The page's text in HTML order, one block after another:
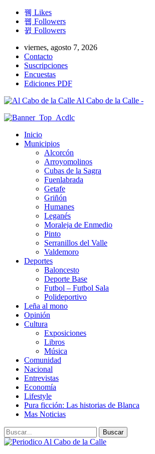
Likes
Followers
Followers
viernes, agosto 7, 2026
Contacto
Suscripciones
Encuestas
Ediciones PDF
Al Cabo de la Calle -
Inicio
Municipios
Alcorcón
Arroyomolinos
Cubas de la Sagra
Fuenlabrada
Getafe
Griñón
Humanes
Leganés
Moraleja de Enmedio
Pinto
Serranillos del Valle
Valdemoro
Deportes
Baloncesto
Deporte Base
Futbol – Futbol Sala
Polideportivo
Leña al mono
Opinión
Cultura
Exposiciones
Libros
Música
Comunidad
Nacional
Entrevistas
Economía
Lifestyle
Pura ficción: Las historias de Blanca
Mas Noticias